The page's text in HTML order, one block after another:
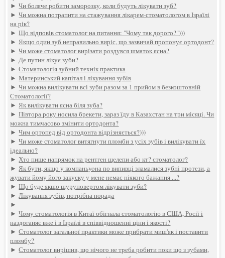
►Чи боляче робити заморозку, коли будуть лікувати зуб?
►Чи можна потрапити на стажування лікарем-стоматологом в Ізраїлі
на рік?
►Що відповів стоматолог на питання: "Чому так дорого?")))
►Якщо один зуб неправильно виріс, що зазвичай пропонує ортодонт?
►Чи може стоматолог вирізати роздувся шматок ясна?
►Де путин лікує зуби?
►Стоматологія зубний технік практика
►Материнський капітал і лікування зубів
►Чи можна вилікувати всі зуби разом за 1 прийом в безкоштовній
Стоматології?
►Як вилікувати ясна біля зуба?
►Півтора року носила брекети, зараз їду в Казахстан на три місяці. Чи
можна тимчасово змінити ортодонта?
►Чим ортопед від ортодонта відрізняється?)))
►Чи може стоматолог витягнути пломби з усіх зубів і вилікувати їх
ідеально?
►Хто пише напрямок на рентген щелепи або кт? стоматолог?
►Як бути, якщо у компаньyoна по випивці зламалися зубні протези, а
жувати йому його закуску у мене немає ніякого бажання ...?
►Що буде якщо шуруповертом лікувати зуби?
►Лікування зубів, потрібна порада
►
►Чому стоматологія в Китаї обігнала стоматологію в США, Росії і
наздоганяє вже і в Ізраїлі в співвідношенні ціни і якості?
►Стоматолог загальної практики може прибрати миш'як і поставити
пломбу?
►Стоматолог вирішив, що нічого не треба робити поки що з зубами,